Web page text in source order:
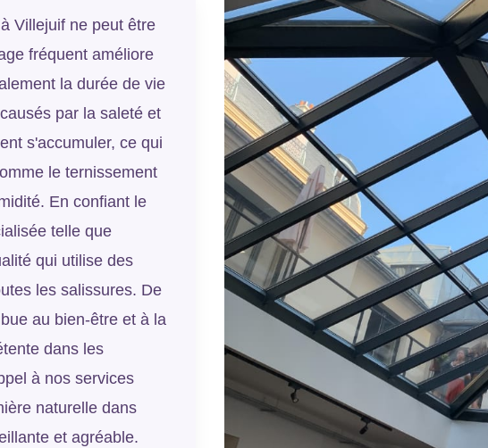
Villejuif ne peut être
fréquent améliore
la durée de vie
par la saleté et
s'accumuler, ce qui
le ternissement
En confiant le
telle que
qui utilise des
les salissures. De
au bien-être et à la
dans les
à nos services
naturelle dans
et agréable.